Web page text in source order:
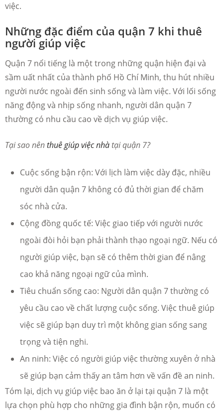
việc.
Những đặc điểm của quận 7 khi thuê
người giúp việc
Quận 7 nổi tiếng là một trong những quận hiện đại và
sầm uất nhất của thành phố Hồ Chí Minh, thu hút nhiều
người nước ngoài đến sinh sống và làm việc. Với lối sống
năng động và nhịp sống nhanh, người dân quận 7
thường có nhu cầu cao về dịch vụ giúp việc.
Tại sao nênthuê giúp việc nhà tại quận 7?
Cuộc sống bận rộn: Với lịch làm việc dày đặc, nhiều
người dân quận 7 không có đủ thời gian để chăm
sóc nhà cửa.
Cộng đồng quốc tế: Việc giao tiếp với người nước
ngoài đòi hỏi bạn phải thành thạo ngoại ngữ. Nếu có
người giúp việc, bạn sẽ có thêm thời gian để nâng
cao khả năng ngoại ngữ của mình.
Tiêu chuẩn sống cao: Người dân quận 7 thường có
yêu cầu cao về chất lượng cuộc sống. Việc thuê giúp
việc sẽ giúp bạn duy trì một không gian sống sang
trọng và tiện nghi.
An ninh: Việc có người giúp việc thường xuyên ở nhà
sẽ giúp bạn cảm thấy an tâm hơn về vấn đề an ninh.
Tóm lại, dịch vụ giúp việc bao ăn ở lại tại quận 7 là một
lựa chọn phù hợp cho những gia đình bận rộn, muốn có